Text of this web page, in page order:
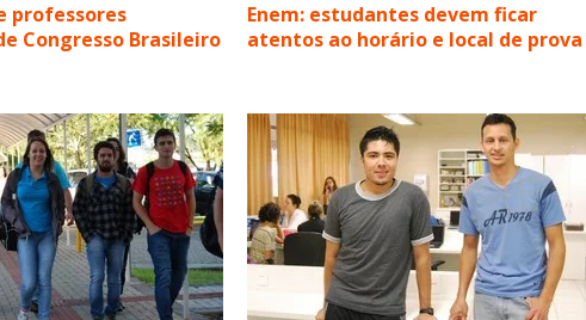
professores
Congresso Brasileiro
Enem: estudantes devem ficar
atentos ao horário e local de prova